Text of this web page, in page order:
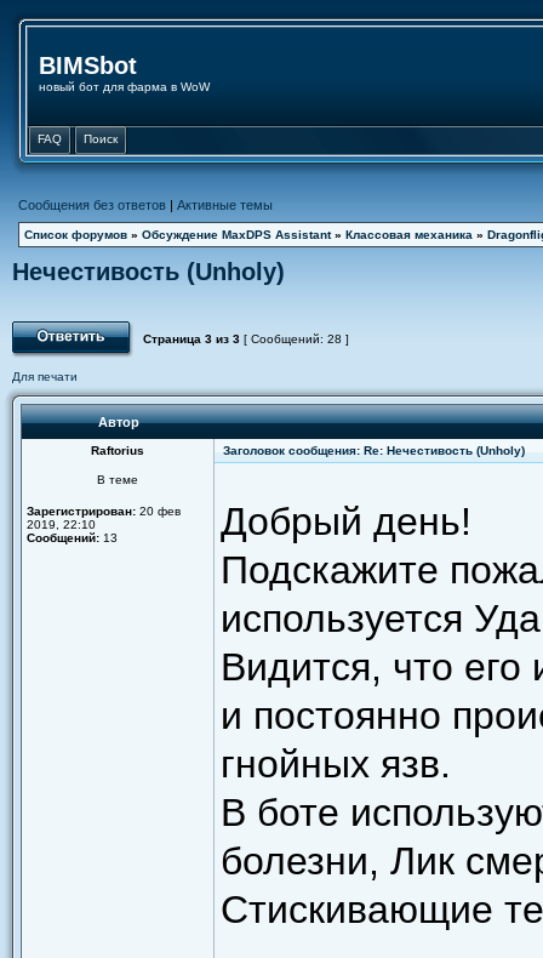
BIMSbot
новый бот для фарма в WoW
FAQ Поиск
Сообщения без ответов | Активные темы
Список форумов » Обсуждение MaxDPS Assistant» Классовая механика »
Нечестивость (Unholy)
Страница 3 из 3 [ Сообщений: 28 ]
Для печати
Автор
Raftorius Заголовок сообщения: Re: Нечестивость (Unholy)
В теме
Зарегистрирован: 20 фев
2019, 22:10
Сообщений: 13
Добрый день!
Подскажите
используется
Видится, что его
и постоянно
гнойных язв.
В боте
болезни, Лик
Стискивающие